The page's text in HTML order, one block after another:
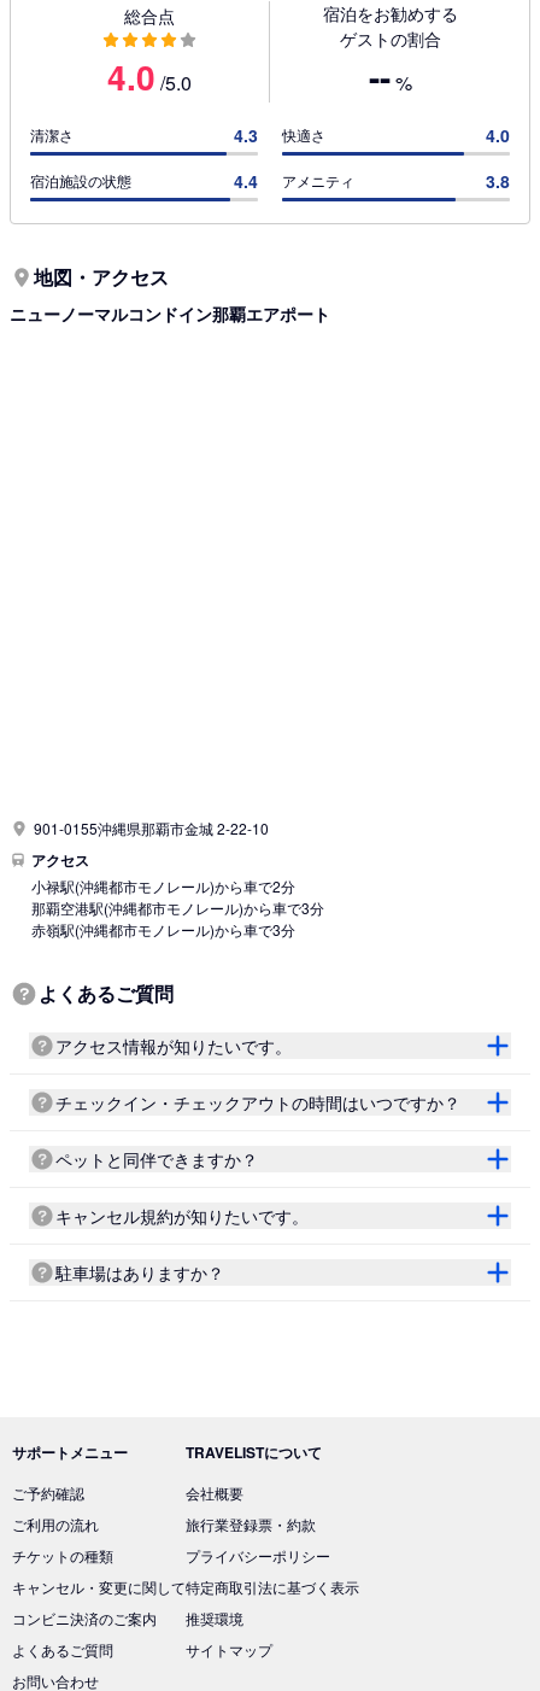
総合点
4.0 /5.0
宿泊をお勧めする
ゲストの割合
--%
清潔さ 4.3 快適さ 4.0
宿泊施設の状態 4.4 アメニティ 3.8
地図・アクセス
ニューノーマルコンドイン那覇エアポート
901-0155沖縄県那覇市金城 2-22-10
アクセス
小禄駅(沖縄都市モノレール)から車で2分
那覇空港駅(沖縄都市モノレール)から車で3分
赤嶺駅(沖縄都市モノレール)から車で3分
よくあるご質問
アクセス情報が知りたいです。
チェックイン・チェックアウトの時間はいつですか？
ペットと同伴できますか？
キャンセル規約が知りたいです。
駐車場はありますか？
サポートメニュー
ご予約確認
ご利用の流れ
チケットの種類
キャンセル・変更に関して
コンビニ決済のご案内
よくあるご質問
お問い合わせ
TRAVELISTについて
会社概要
旅行業登録票・約款
プライバシーポリシー
特定商取引法に基づく表示
推奨環境
サイトマップ